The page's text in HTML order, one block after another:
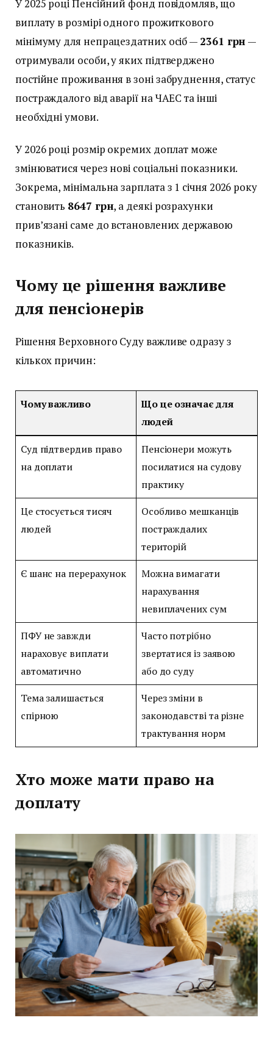
У 2025 році Пенсійний фонд повідомляв, що
виплату в розмірі одного прожиткового
мінімуму для непрацездатних осіб — 2361 грн —
отримували особи, у яких підтверджено
постійне проживання в зоні забруднення, статус
постраждалого від аварії на ЧАЕС та інші
необхідні умови.
У 2026 році розмір окремих доплат може
змінюватися через нові соціальні показники.
Зокрема, мінімальна зарплата з 1 січня 2026 року
становить 8647 грн, а деякі розрахунки
прив’язані саме до встановлених державою
показників.
Чому це рішення важливе
для пенсіонерів
Рішення Верховного Суду важливе одразу з
кількох причин:
Чому важливо
Що це означає для
людей
Суд підтвердив право
на доплати
Пенсіонери можуть
посилатися на судову
практику
Це стосується тисяч
людей
Особливо мешканців
постраждалих
територій
Є шанс на перерахунок
Можна вимагати
нарахування
невиплачених сум
ПФУ не завжди
нараховує виплати
автоматично
Часто потрібно
звертатися із заявою
або до суду
Тема залишається
спірною
Через зміни в
законодавстві та різне
трактування норм
Хто може мати право на
доплату